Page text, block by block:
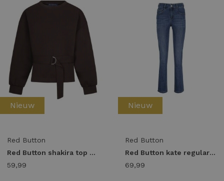
Nieuw
Red Button
Red Button shakira top & belt scuba srb4996 T-shirt Lange mouw espresso
59,99
Nieuw
Red Button
Red Button kate regular fit srb3821 Regular fit stone used
69,99